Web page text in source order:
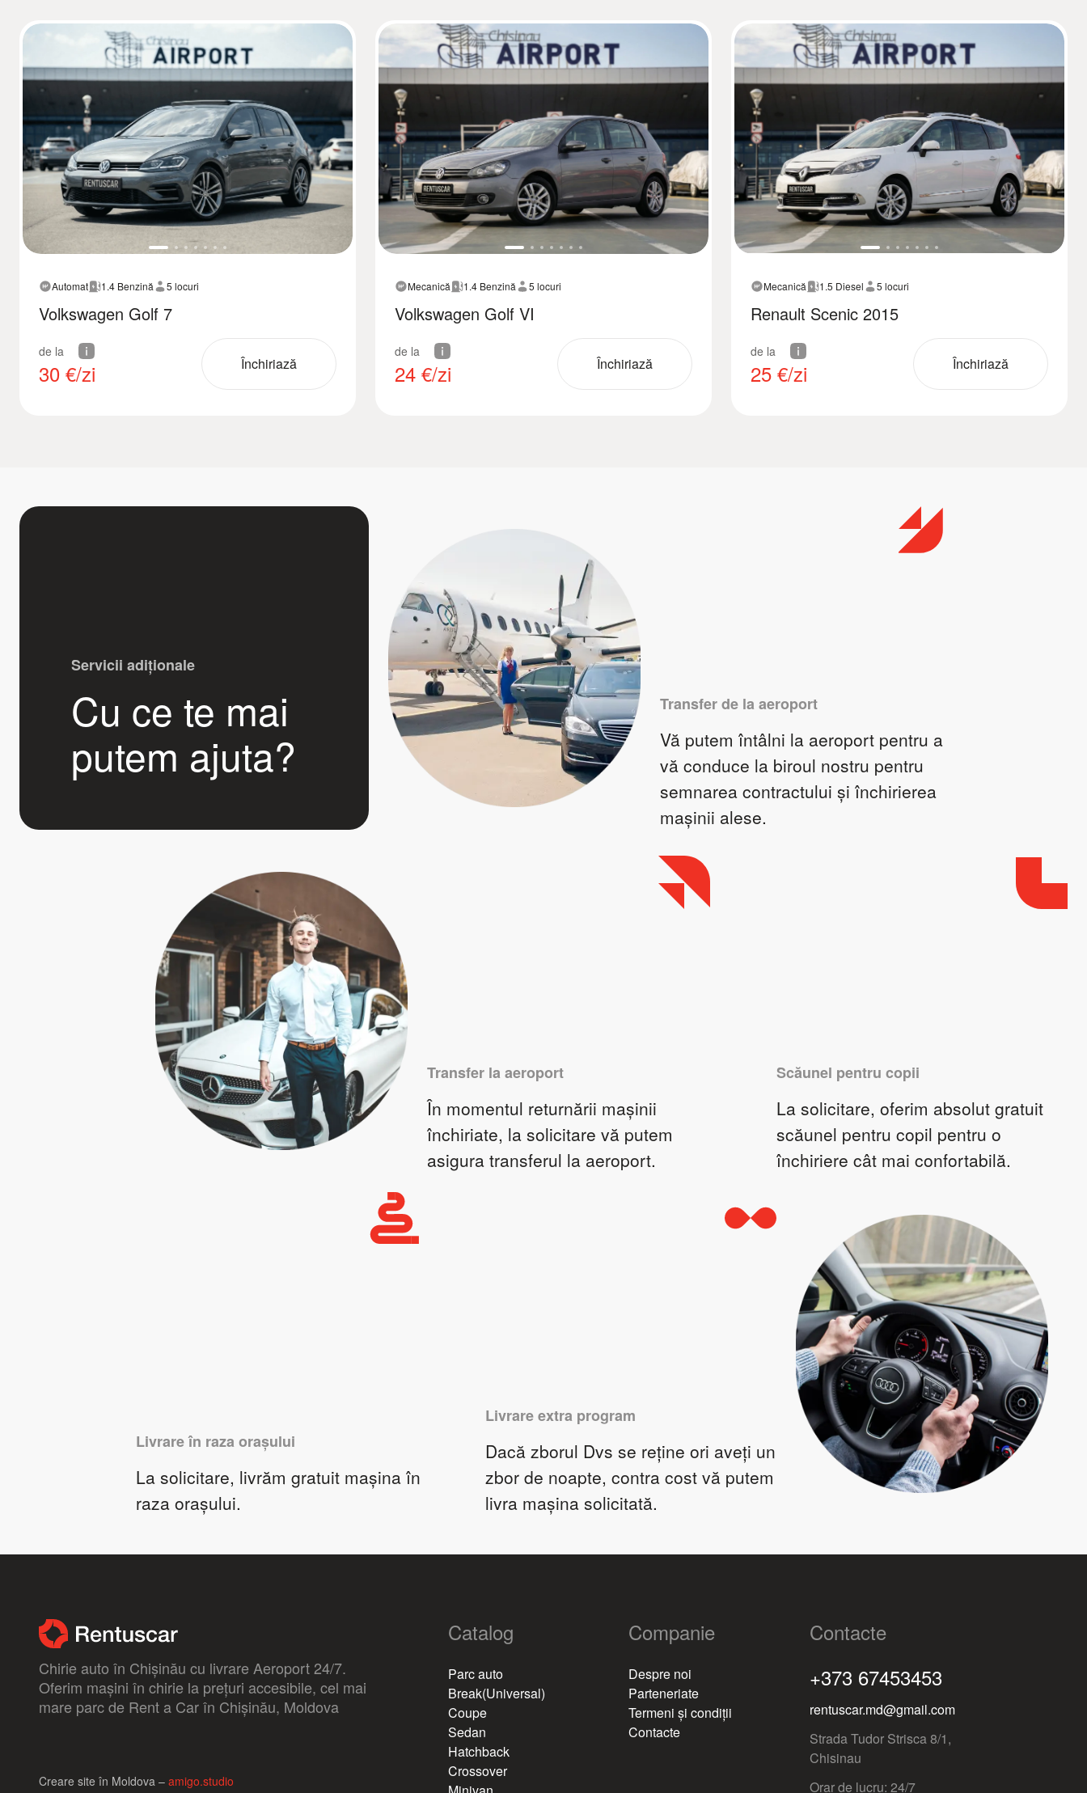
Automat 1.4 Benzină 5 locuri
Volkswagen Golf 7
de la
30 €/zi Închiriază
Mecanică 1.4 Benzină 5 locuri
Volkswagen Golf VI
de la
24 €/zi Închiriază
Mecanică 1.5 Diesel 5 locuri
Renault Scenic 2015
de la
25 €/zi Închiriază
Servicii adiționale
Cu ce te mai
putem ajuta?
Transfer de la aeroport
Vă putem întâlni la aeroport pentru a
vă conduce la biroul nostru pentru
semnarea contractului și închirierea
mașinii alese.
Transfer la aeroport
În momentul returnării mașinii
închiriate, la solicitare vă putem
asigura transferul la aeroport.
Scăunel pentru copii
La solicitare, oferim absolut gratuit
scăunel pentru copil pentru o
închiriere cât mai confortabilă.
Livrare în raza orașului
La solicitare, livrăm gratuit mașina în
raza orașului.
Livrare extra program
Dacă zborul Dvs se reține ori aveți un
zbor de noapte, contra cost vă putem
livra mașina solicitată.
Chirie auto în Chișinău cu livrare Aeroport 24/7.
Oferim mașini în chirie la prețuri accesibile, cel mai
mare parc de Rent a Car în Chișinău, Moldova
Creare site în Moldova – amigo.studio
Catalog
Parc auto
Break(Universal)
Coupe
Sedan
Hatchback
Crossover
Companie
Despre noi
Parteneriate
Termeni și condiții
Contacte
Contacte
+373 67453453
rentuscar.md@gmail.com
Strada Tudor Strisca 8/1,
Chisinau
Orar de lucru: 24/7